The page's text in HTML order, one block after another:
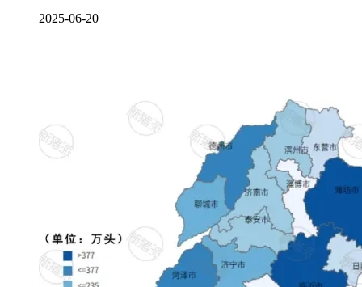
2025-06-20